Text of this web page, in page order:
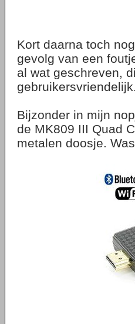
Kort daarna toch
gevolg van een
al wat geschreven,
gebruikersvriendelijk.
Bijzonder in mijn
de MK809 III Quad
metalen doosje.